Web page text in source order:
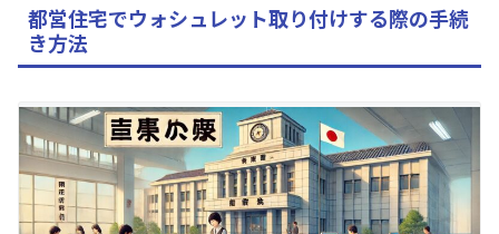
都営住宅でウォシュレット取り付けする際の手続
き方法